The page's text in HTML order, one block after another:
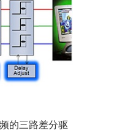
的三路差分驱